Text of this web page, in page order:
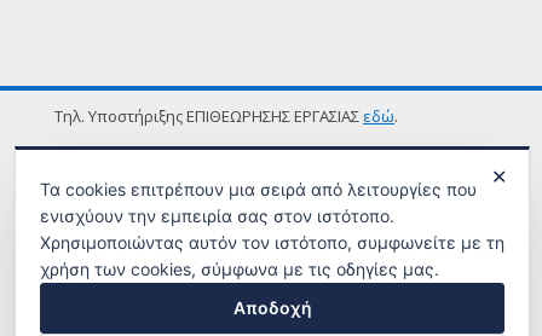
Τηλ. Υποστήριξης ΕΠΙΘΕΩΡΗΣΗΣ ΕΡΓΑΣΙΑΣ εδώ.
ΟΡΟΙ ΧΡΗΣΗΣ
✕
Τα cookies επιτρέπουν μια σειρά από λειτουργίες που
ενισχύουν την εμπειρία σας στον ιστότοπο.
Χρησιμοποιώντας αυτόν τον ιστότοπο, συμφωνείτε με τη
χρήση των cookies, σύμφωνα με τις οδηγίες μας.
Αποδοχή